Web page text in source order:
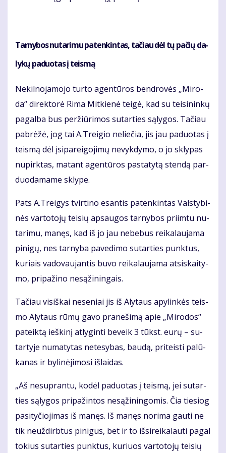
Tar­ny­bos nu­ta­ri­mu pa­ten­kin­tas, ta­čiau dėl tų pa­čių da­
ly­kų pa­duo­tas į teis­mą
Ne­kil­no­ja­mo­jo tur­to agen­tū­ros ben­dro­vės „Mi­ro­
da“ di­rek­to­rė Ri­ma Mit­kie­nė tei­gė, kad su tei­si­nin­kų
pa­gal­ba bus per­žiū­ri­mos su­tar­ties są­ly­gos. Ta­čiau
pa­brė­žė, jog tai A.Trei­gio ne­lie­čia, jis jau pa­duo­tas į
teis­mą dėl įsi­pa­rei­go­ji­mų ne­vyk­dy­mo, o jo skly­pas
nu­pirk­tas, ma­tant agen­tū­ros pa­sta­ty­tą sten­dą par­
duo­da­ma­me skly­pe.
Pats A.Trei­gys tvir­ti­no esan­tis pa­ten­kin­tas Vals­ty­bi­
nės var­to­to­jų tei­sių ap­sau­gos tar­ny­bos pri­im­tu nu­
ta­ri­mu, ma­nęs, kad iš jo jau ne­be­bus rei­ka­lau­ja­ma
pi­ni­gų, nes tar­ny­ba pa­ve­di­mo su­tar­ties punk­tus,
ku­riais va­do­vau­jan­tis bu­vo rei­ka­lau­ja­ma at­si­skai­ty­
mo, pri­pa­ži­no ne­są­ži­nin­gais.
Ta­čiau vi­siš­kai ne­se­niai jis iš Aly­taus apy­lin­kės teis­
mo Aly­taus rū­mų ga­vo pra­ne­ši­mą apie „Mi­ro­dos“
pa­teik­tą ieš­ki­nį at­ly­gin­ti be­veik 3 tūkst. eu­rų – su­
tar­ty­je nu­ma­ty­tas netesybas, bau­dą, pri­teis­ti pa­lū­
ka­nas ir by­li­nė­ji­mo­si iš­lai­das.
„Aš ne­su­pran­tu, ko­dėl pa­duo­tas į teis­mą, jei su­tar­
ties są­ly­gos pri­pa­žin­tos ne­są­ži­nin­go­mis. Čia tie­siog
pa­si­ty­čio­ji­mas iš ma­nęs. Iš ma­nęs no­ri­ma gau­ti ne
tik ne­už­dirb­tus pi­ni­gus, bet ir to iš­si­rei­ka­lau­ti pa­gal
to­kius su­tar­ties punk­tus, ku­riuos var­to­to­jų tei­sių